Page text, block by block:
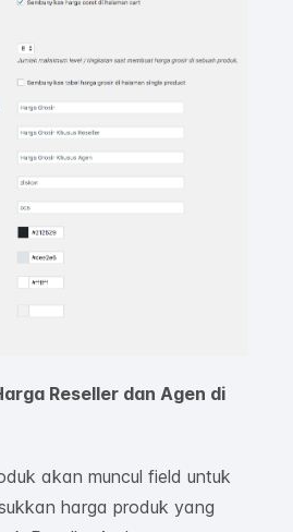
Reseller dan Agen di
akan muncul field untuk
harga produk yang